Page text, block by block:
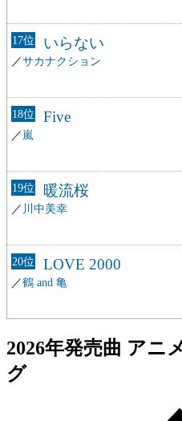
17 いらない
サカナクション
18 Five
嵐
19 暖流桜
川中美幸
20 LOVE 2000
鶴 and 亀
2026年発売曲 アニ
グ